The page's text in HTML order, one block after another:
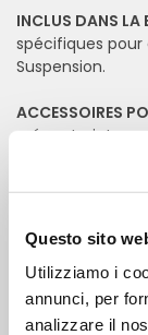
Questo sito
Utilizziamo i
annunci, per
analizzare il
INCLUS DANS LA
spécifiques
Suspension.
ACCESSOIRES
précontrainte.